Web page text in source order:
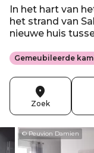
In het hart van
het strand van
nieuwe huis
Gemeubileerde
Zoek
© Peuvion Damien